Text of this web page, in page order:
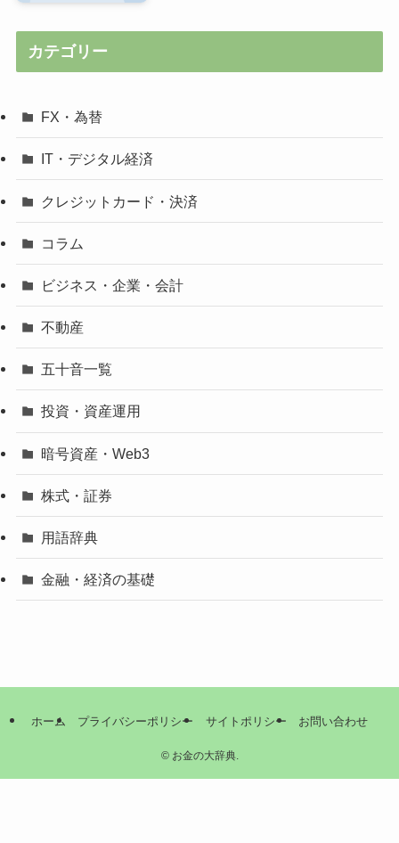
カテゴリー
FX・為替
IT・デジタル経済
クレジットカード・決済
コラム
ビジネス・企業・会計
不動産
五十音一覧
投資・資産運用
暗号資産・Web3
株式・証券
用語辞典
金融・経済の基礎
ホーム プライバシーポリシー サイトポリシー お問い合わせ
©お金の大辞典.